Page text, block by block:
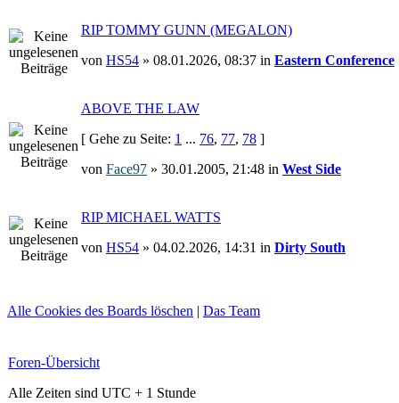
RIP TOMMY GUNN (MEGALON)
von HS54 » 08.01.2026, 08:37 in Eastern Conference
ABOVE THE LAW
[ Gehe zu Seite: 1 ... 76, 77, 78 ]
von Face97 » 30.01.2005, 21:48 in West Side
RIP MICHAEL WATTS
von HS54 » 04.02.2026, 14:31 in Dirty South
Alle Cookies des Boards löschen | Das Team
Foren-Übersicht
Alle Zeiten sind UTC + 1 Stunde